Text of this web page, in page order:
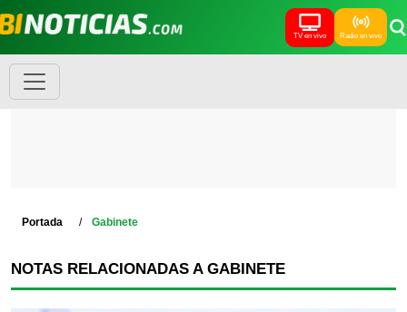
TV en vivo Radio en vivo
Portada Gabinete
NOTAS RELACIONADAS A GABINETE